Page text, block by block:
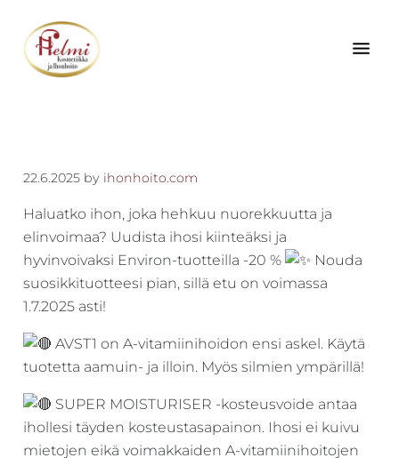
pääsisältöön
ensisijaiseen
sivupalkkiin
alatunnisteeseen
-
Kokonais­
valtainen
hyvä
olo
kaikille
–
asiantuntevuus,
tehokkuus
ja
onnistuminen
ovat
22.6.2025by ihonhoito.com
Haluatko ihon, joka hehkuu nuorekkuutta ja
elinvoimaa? Uudista ihosi kiinteäksi ja
hyvinvoivaksi Environ-tuotteilla -20 %
Nouda
suosikkituotteesi pian, sillä etu on voimassa
1.7.2025 asti!
AVST1 on A-vitamiinihoidon ensi askel. Käytä
tuotetta aamuin- ja illoin. Myös silmien ympärillä!
SUPER MOISTURISER -kosteusvoide antaa
ihollesi täyden kosteustasapainon. Ihosi ei kuivu
mietojen eikä voimakkaiden A-vitamiinihoitojen